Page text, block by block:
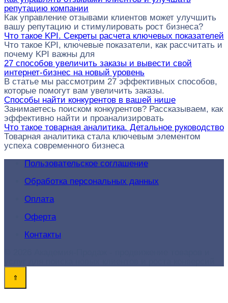
репутацию компании
Как управление отзывами клиентов может улучшить
вашу репутацию и стимулировать рост бизнеса?
Что такое KPI. Секреты расчета ключевых показателей
Что такое KPI, ключевые показатели, как рассчитать и
почему KPI важны для
27 способов увеличить заказы и вывести свой
интернет-бизнес на новый уровень
В статье мы рассмотрим 27 эффективных способов,
которые помогут вам увеличить заказы.
Способы найти конкурентов в вашей нише
Занимаетесь поиском конкурентов? Рассказываем, как
эффективно найти и проанализировать
Что такое товарная аналитика. Детальное руководство
Товарная аналитика стала ключевым элементом
успеха современного бизнеса
Пользовательское соглашение
Обработка персональных данных
Оплата
Оферта
Контакты